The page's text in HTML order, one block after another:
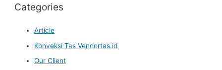
Categories
Article
Konveksi Tas Vendortas.id
Our Client